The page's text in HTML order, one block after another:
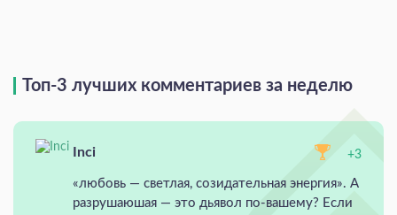
Топ-3 лучших комментариев за неделю
Inci +3
«любовь — светлая, созидательная энергия». А
разрушаюшая — это дьявол по-вашему? Если